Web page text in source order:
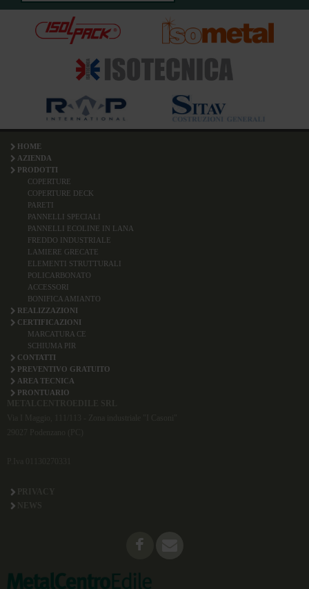
HOME
AZIENDA
PRODOTTI
COPERTURE
COPERTURE DECK
PARETI
PANNELLI SPECIALI
PANNELLI ECOLINE IN LANA
FREDDO INDUSTRIALE
LAMIERE GRECATE
ELEMENTI STRUTTURALI
POLICARBONATO
ACCESSORI
BONIFICA AMIANTO
REALIZZAZIONI
CERTIFICAZIONI
MARCATURA CE
SCHIUMA PIR
CONTATTI
PREVENTIVO GRATUITO
AREA TECNICA
PRONTUARIO